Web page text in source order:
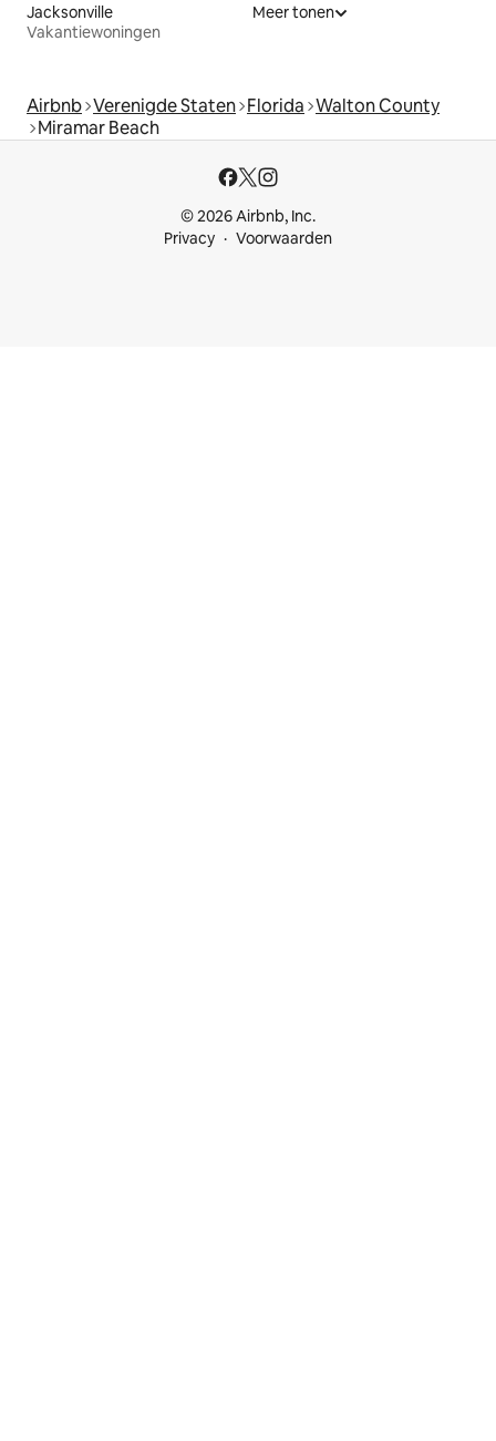
Jacksonville
Vakantiewoningen
Meer tonen
Airbnb Verenigde Staten Florida Walton County
Miramar Beach
© 2026 Airbnb, Inc.
Privacy
Voorwaarden